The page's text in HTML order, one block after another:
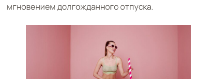
мгновением долгожданного отпуска.